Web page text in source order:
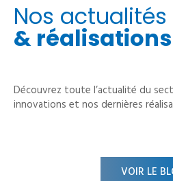
Nos actualités
& réalisations
Découvrez toute l’actualité du
innovations et nos dernières
VOIR LE